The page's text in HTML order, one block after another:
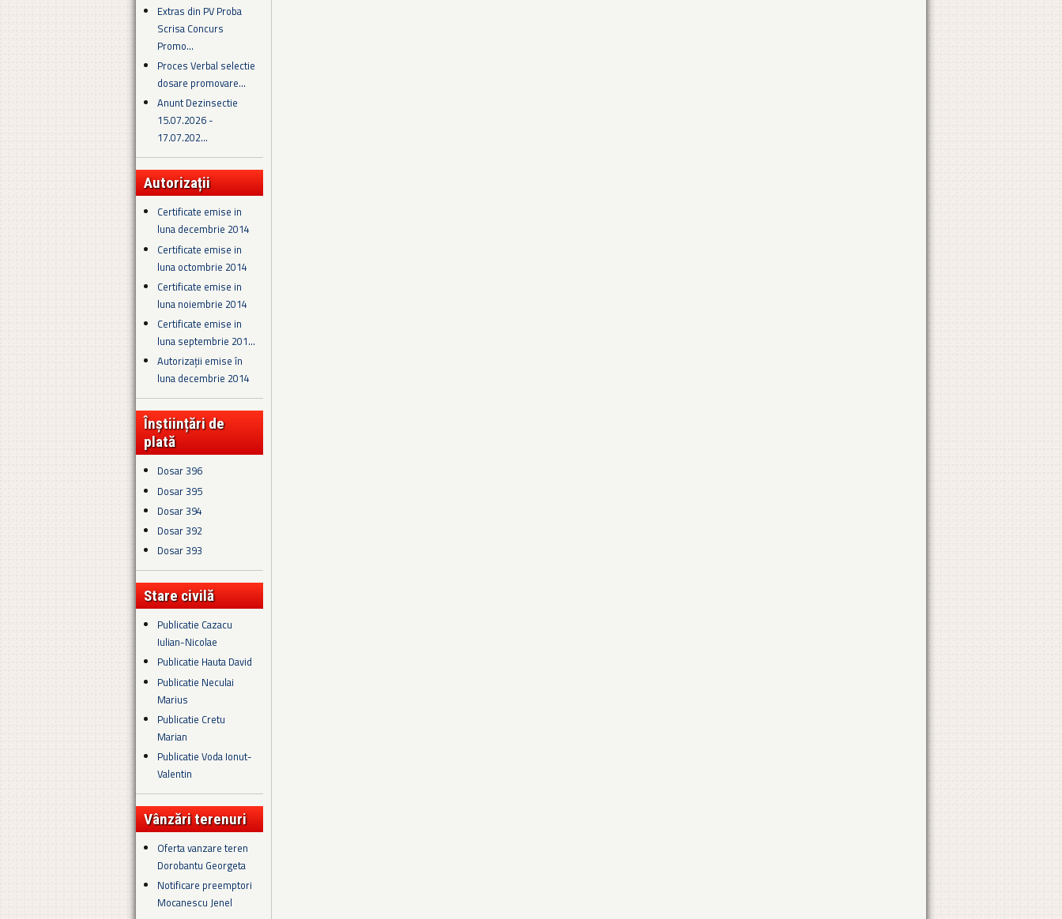
Extras din PV Proba
Scrisa Concurs
Promo...
Proces Verbal selectie
dosare promovare...
Anunt Dezinsectie
15.07.2026 -
17.07.202...
Autorizații
Certificate emise in
luna decembrie 2014
Certificate emise in
luna octombrie 2014
Certificate emise in
luna noiembrie 2014
Certificate emise in
luna septembrie 201...
Autorizații emise în
luna decembrie 2014
Înștiințări de
plată
Dosar 396
Dosar 395
Dosar 394
Dosar 392
Dosar 393
Stare civilă
Publicatie Cazacu
Iulian-Nicolae
Publicatie Hauta David
Publicatie Neculai
Marius
Publicatie Cretu
Marian
Publicatie Voda Ionut-
Valentin
Vânzări terenuri
Oferta vanzare teren
Dorobantu Georgeta
Notificare preemptori
Mocanescu Jenel